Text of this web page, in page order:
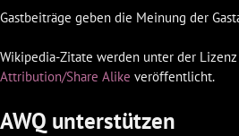
Gastbeiträge geben die Meinung der
Wikipedia-Zitate werden unter der Lizenz
Attribution/Share Alike veröffentlicht.
AWQ unterstützen